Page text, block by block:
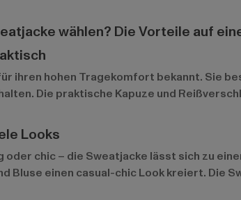
wählen? Die Vorteile auf
ihren hohen Tragekomfort bekannt. Sie
Die praktische Kapuze und
Looks
oder chic – die Sweatjacke lässt sich zu
Bluse einen casual-chic Look kreiert. Die